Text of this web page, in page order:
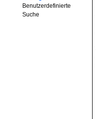
Benutzerdefinierte
Suche